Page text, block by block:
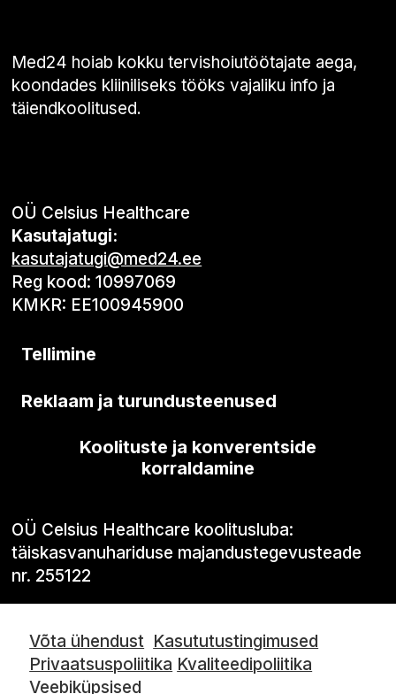
Med24 hoiab kokku tervishoiutöötajate aega,
koondades kliiniliseks tööks vajaliku info ja
täiendkoolitused.
OÜ Celsius Healthcare
Kasutajatugi:
kasutajatugi@med24.ee
Reg kood: 10997069
KMKR: EE100945900
Tellimine
Reklaam ja turundusteenused
Koolituste ja konverentside
korraldamine
OÜ Celsius Healthcare koolitusluba:
täiskasvanuhariduse majandustegevusteade
nr. 255122
Võta ühendust Kasututustingimused
Privaatsuspoliitika Kvaliteedipoliitika
Veebiküpsised